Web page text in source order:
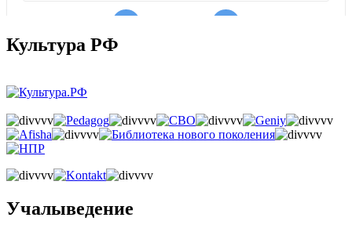
Культура РФ
Учалыведение